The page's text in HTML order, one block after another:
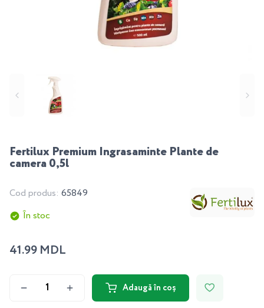
Fertilux Premium Ingrasaminte Plante de
camera 0,5l
Cod produs: 65849
În stoc
41.99 MDL
Adaugă în coș